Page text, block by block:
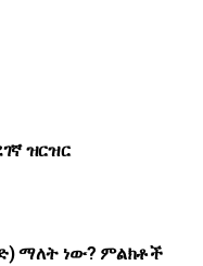
ዝርዝር
ማለት ነው? ምልክቶች